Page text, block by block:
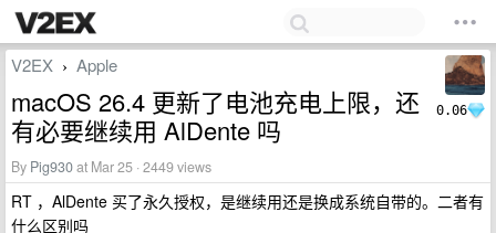
0.06
V2EX › Apple
macOS 26.4 更新了电池充电上限，还
有必要继续用 AlDente 吗
By Pig930at Mar 25 · 2449 views
RT ，AlDente 买了永久授权，是继续用还是换成系统自带的。二者有
什么区别吗